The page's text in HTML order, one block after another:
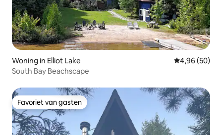
Woning in Elliot Lake Gemiddelde
4,96 (50)
South Bay Beachscape
Favoriet van gasten
Favoriet van gasten